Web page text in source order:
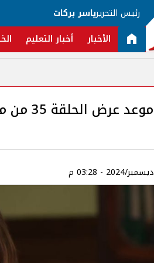
رئيس التحريرياسر بركات
الأخبار أخبار التعليم
تعرف